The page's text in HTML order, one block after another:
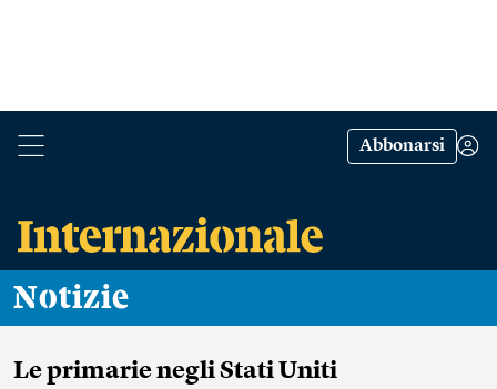
Abbonarsi
Notizie
Le primarie negli Stati Uniti